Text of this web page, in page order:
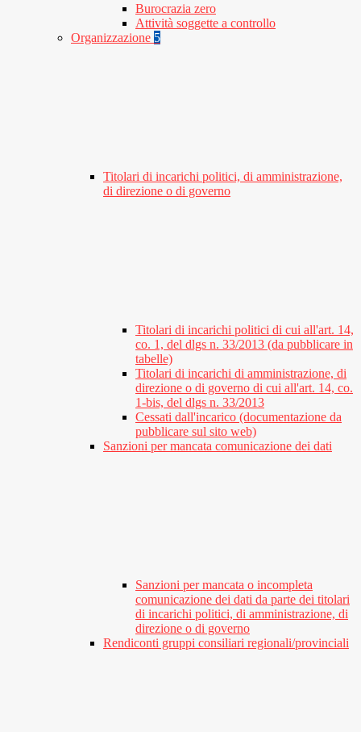
Burocrazia zero
Attività soggette a controllo
Organizzazione 5
Titolari di incarichi politici, di amministrazione,
di direzione o di governo
Titolari di incarichi politici di cui all'art. 14,
co. 1, del dlgs n. 33/2013 (da pubblicare in
tabelle)
Titolari di incarichi di amministrazione, di
direzione o di governo di cui all'art. 14, co.
1-bis, del dlgs n. 33/2013
Cessati dall'incarico (documentazione da
pubblicare sul sito web)
Sanzioni per mancata comunicazione dei dati
Sanzioni per mancata o incompleta
comunicazione dei dati da parte dei titolari
di incarichi politici, di amministrazione, di
direzione o di governo
Rendiconti gruppi consiliari regionali/provinciali